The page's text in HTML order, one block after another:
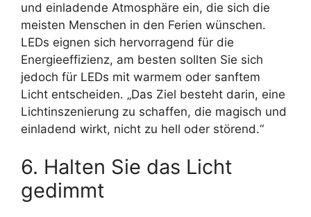
und einladende Atmosphäre ein, die sich die
meisten Menschen in den Ferien wünschen.
LEDs eignen sich hervorragend für die
Energieeffizienz, am besten sollten Sie sich
jedoch für LEDs mit warmem oder sanftem
Licht entscheiden. „Das Ziel besteht darin, eine
Lichtinszenierung zu schaffen, die magisch und
einladend wirkt, nicht zu hell oder störend.“
6. Halten Sie das Licht
gedimmt